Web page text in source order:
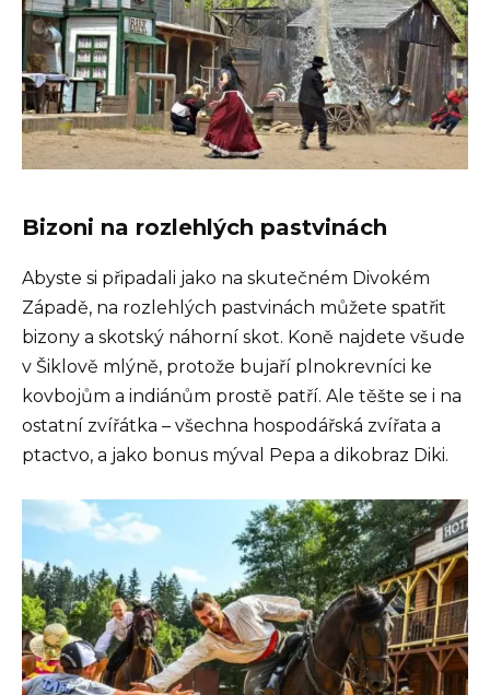
Bizoni na rozlehlých pastvinách
Abyste si připadali jako na skutečném Divokém
Západě, na rozlehlých pastvinách můžete spatřit
bizony a skotský náhorní skot. Koně najdete všude
v Šiklově mlýně, protože bujaří plnokrevníci ke
kovbojům a indiánům prostě patří. Ale těšte se i na
ostatní zvířátka – všechna hospodářská zvířata a
ptactvo, a jako bonus mýval Pepa a dikobraz Diki.